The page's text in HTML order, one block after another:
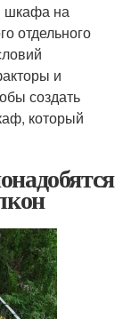
шкафа на
отдельного
и
создать
который